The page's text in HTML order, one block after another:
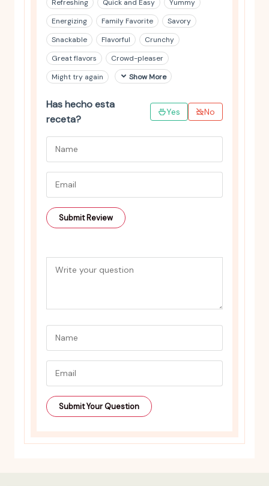
Refreshing
Quick and Easy
Yummy
Energizing
Family Favorite
Savory
Snackable
Flavorful
Crunchy
Great flavors
Crowd-pleaser
Might try again
Show More
Has hecho esta
receta?
Yes No